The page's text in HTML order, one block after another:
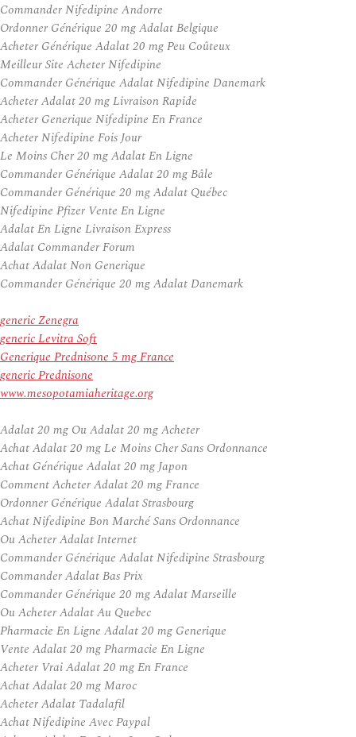
Commander Nifedipine Andorre
Ordonner Générique 20 mg Adalat Belgique
Acheter Générique Adalat 20 mg Peu Coûteux
Meilleur Site Acheter Nifedipine
Commander Générique Adalat Nifedipine Danemark
Acheter Adalat 20 mg Livraison Rapide
Acheter Generique Nifedipine En France
Acheter Nifedipine Fois Jour
Le Moins Cher 20 mg Adalat En Ligne
Commander Générique Adalat 20 mg Bâle
Commander Générique 20 mg Adalat Québec
Nifedipine Pfizer Vente En Ligne
Adalat En Ligne Livraison Express
Adalat Commander Forum
Achat Adalat Non Generique
Commander Générique 20 mg Adalat Danemark
generic Zenegra
generic Levitra Soft
Generique Prednisone 5 mg France
generic Prednisone
www.mesopotamiaheritage.org
Adalat 20 mg Ou Adalat 20 mg Acheter
Achat Adalat 20 mg Le Moins Cher Sans Ordonnance
Achat Générique Adalat 20 mg Japon
Comment Acheter Adalat 20 mg France
Ordonner Générique Adalat Strasbourg
Achat Nifedipine Bon Marché Sans Ordonnance
Ou Acheter Adalat Internet
Commander Générique Adalat Nifedipine Strasbourg
Commander Adalat Bas Prix
Commander Générique 20 mg Adalat Marseille
Ou Acheter Adalat Au Quebec
Pharmacie En Ligne Adalat 20 mg Generique
Vente Adalat 20 mg Pharmacie En Ligne
Acheter Vrai Adalat 20 mg En France
Achat Adalat 20 mg Maroc
Acheter Adalat Tadalafil
Achat Nifedipine Avec Paypal